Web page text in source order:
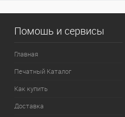
Помощь и сервисы
Главная
Печатный Каталог
Как купить
Доставка